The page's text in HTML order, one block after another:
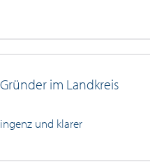
im Landkreis
und klarer